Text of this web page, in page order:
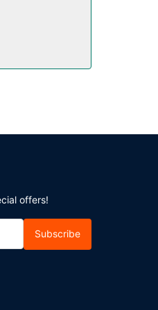
offers!
Subscribe